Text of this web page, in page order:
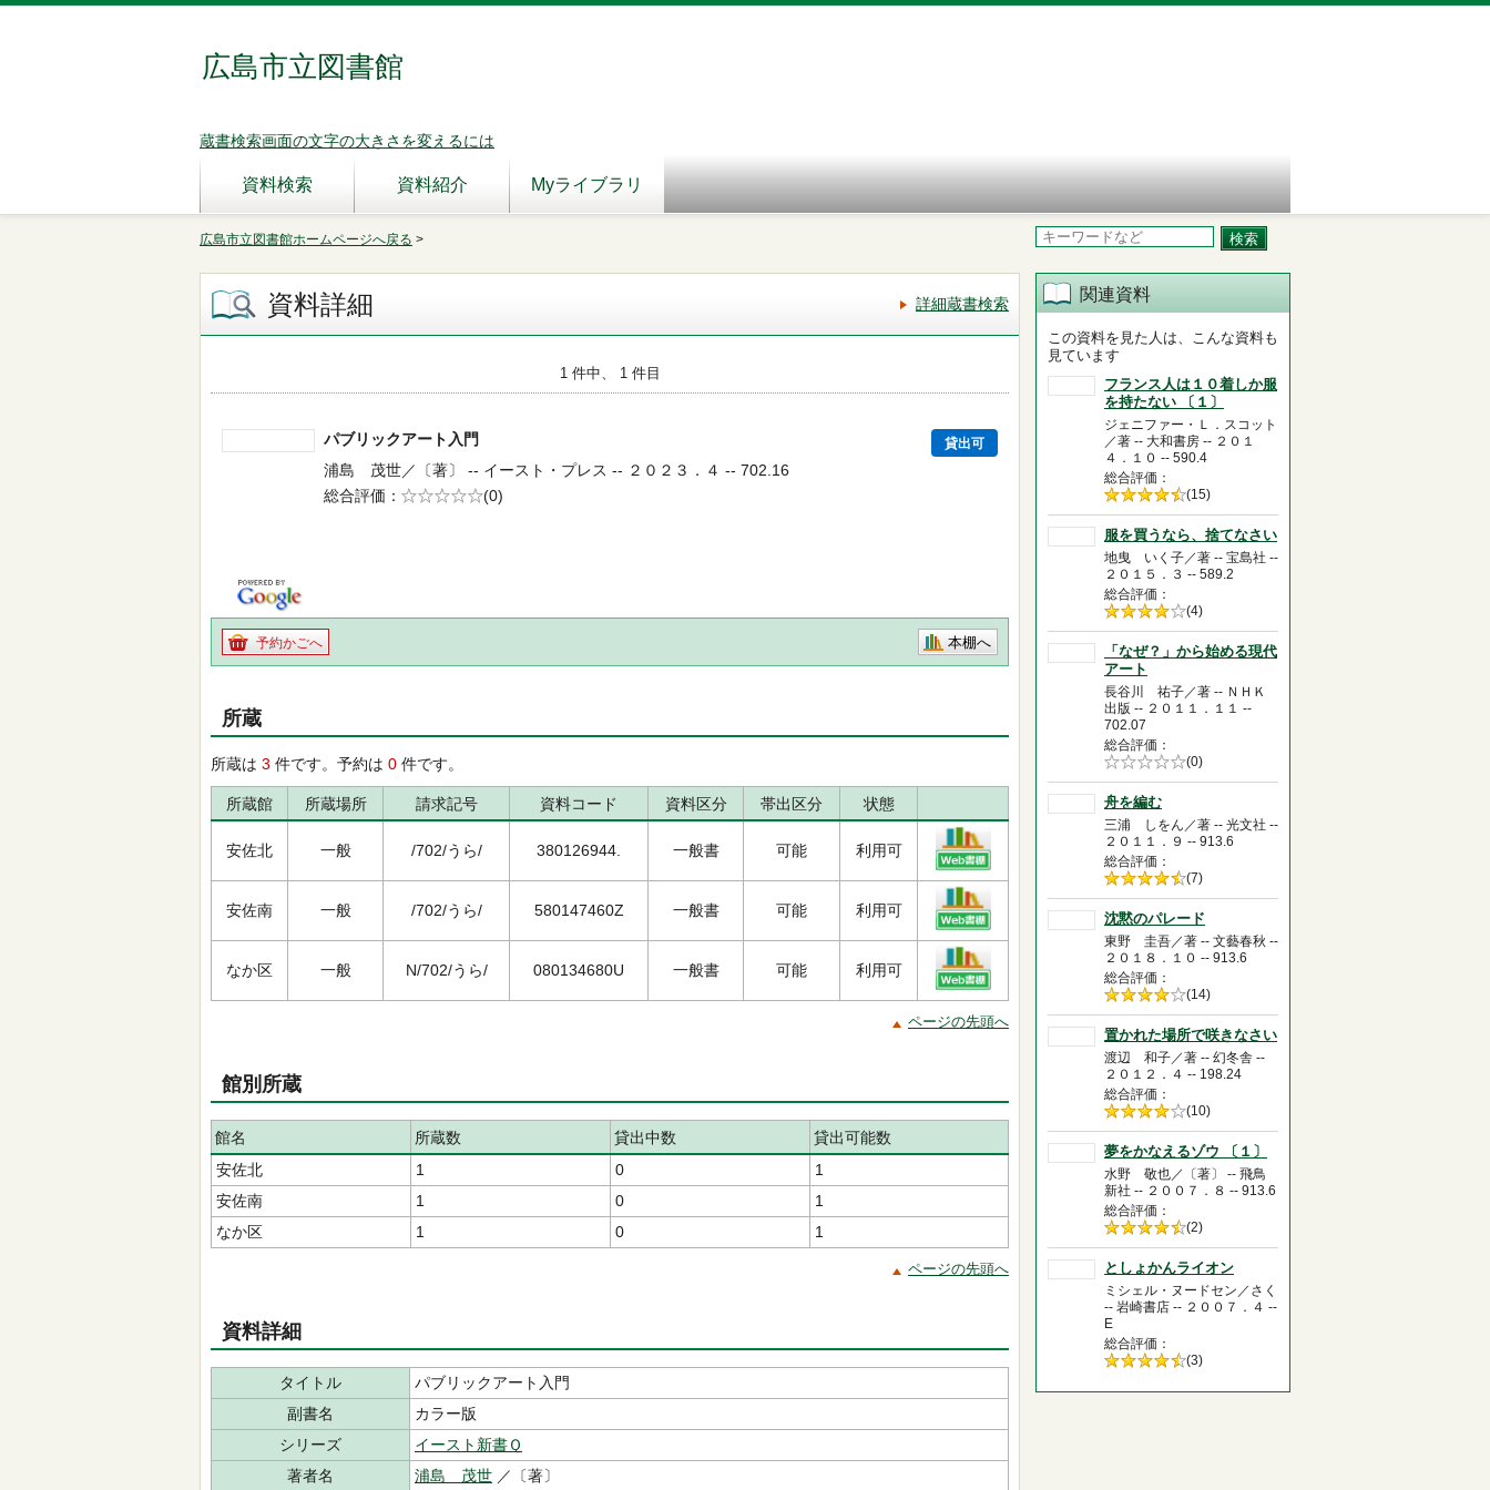
広島市立図書館
蔵書検索画面の文字の大きさを変えるには
資料検索 資料紹介 Myライブラリ
広島市立図書館ホームページへ戻る >
資料詳細 詳細蔵書検索
1 件中、 1 件目
パブリックアート入門 貸出可
浦島 茂世／〔著〕 -- イースト・プレス -- ２０２３．４ -- 702.16
総合評価
5段階評価
(0)
予約かごへ 本棚へ
所蔵
所蔵は 3 件です。予約は 0 件です。
所蔵館 所蔵場所 請求記号 資料コード 資料区分 帯出区分 状態
安佐北 一般 /702/うら/ 380126944. 一般書 可能 利用可
安佐南 一般 /702/うら/ 580147460Z 一般書 可能 利用可
なか区 一般 N/702/うら/ 080134680U 一般書 可能 利用可
ページの先頭へ
館別所蔵
館名 所蔵数 貸出中数
貸出可能数
安佐北
1 0
1
安佐南
1 0
1
なか区
1 0 1
ページの先頭へ
資料詳細
タイトル
パブリックアート入門
副書名
カラー版
シリーズ
イースト新書Ｑ
著者名
浦島 茂世 ／〔著〕
関連資料
この資料を見た人は、こんな資料も
見ています
フランス人は１０着しか服
を持たない 〔１〕
ジェニファー・Ｌ．スコット
／著 -- 大和書房 -- ２０１
４．１０ -- 590.4
総合評価
5段階評価の
4.5
(15)
服を買うなら、捨てなさい
地曳 いく子／著 -- 宝島社 --
２０１５．３ -- 589.2
総合評価
5段階評価の
4.0
(4)
「なぜ？」から始める現代
アート
長谷川 祐子／著 -- ＮＨＫ
出版 -- ２０１１．１１ --
702.07
総合評価
5段階評価の
0.0
(0)
舟を編む
三浦 しをん／著 -- 光文社 --
２０１１．９ -- 913.6
総合評価
5段階評価の
4.5
(7)
沈黙のパレード
東野 圭吾／著 -- 文藝春秋 --
２０１８．１０ -- 913.6
総合評価
5段階評価の
4.0
(14)
置かれた場所で咲きなさい
渡辺 和子／著 -- 幻冬舎 --
２０１２．４ -- 198.24
総合評価
5段階評価の
4.0
(10)
夢をかなえるゾウ 〔１〕
水野 敬也／〔著〕 -- 飛鳥
新社 -- ２００７．８ -- 913.6
総合評価
5段階評価の
4.5
(2)
としょかんライオン
ミシェル・ヌードセン／さく
-- 岩崎書店 -- ２００７．４ --
E
総合評価
5段階評価の (3)